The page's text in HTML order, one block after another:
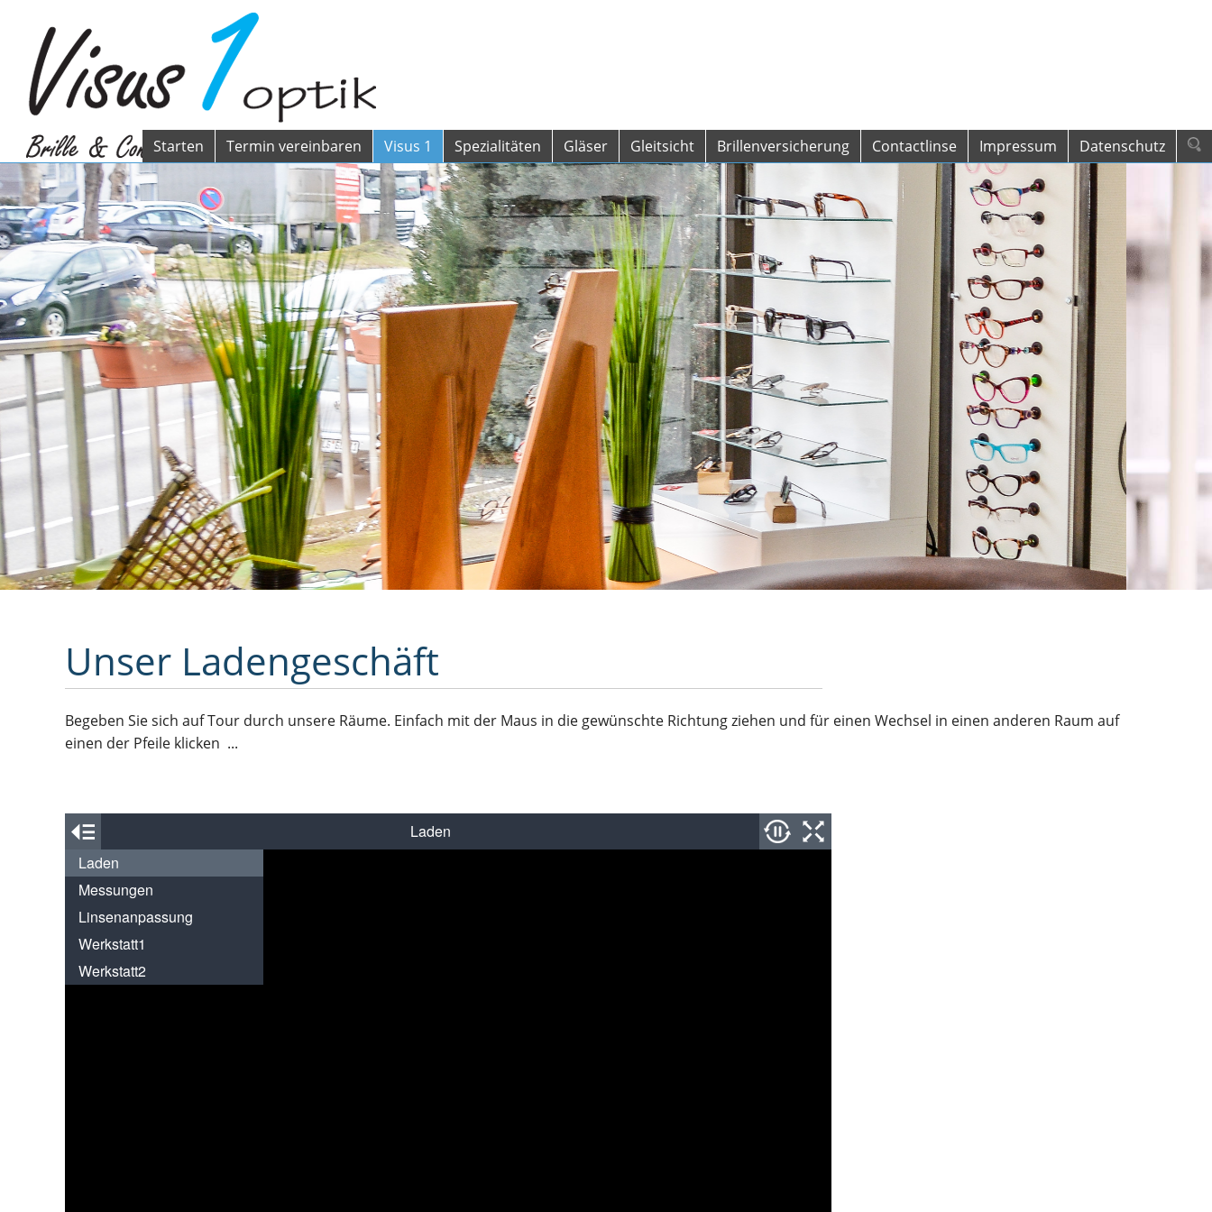
Starten Termin vereinbaren Visus 1 Spezialitäten Gläser Gleitsicht Brillenversicherung Contactlinse Impressum Datenschutz
Unser Ladengeschäft
Begeben Sie sich auf Tour durch unsere Räume. Einfach mit der Maus in die gewünschte Richtung ziehen und für einen Wechsel in einen anderen Raum auf
einen der Pfeile klicken ...